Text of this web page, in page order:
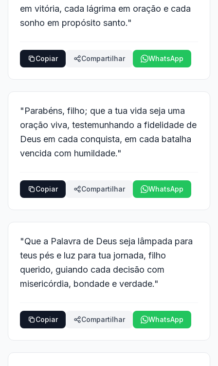
em vitória, cada lágrima em oração e cada
sonho em propósito santo."
Copiar Compartilhar WhatsApp
"Parabéns, filho; que a tua vida seja uma
oração viva, testemunhando a fidelidade de
Deus em cada conquista, em cada batalha
vencida com humildade."
Copiar Compartilhar WhatsApp
"Que a Palavra de Deus seja lâmpada para
teus pés e luz para tua jornada, filho
querido, guiando cada decisão com
misericórdia, bondade e verdade."
Copiar Compartilhar WhatsApp